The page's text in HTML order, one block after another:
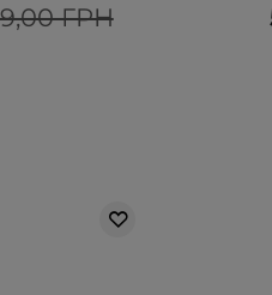
ГРН